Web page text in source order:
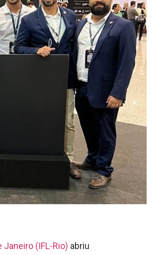
(IFL-Rio) abriu